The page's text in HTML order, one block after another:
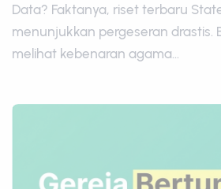
Data? Faktanya, riset terbaru
menunjukkan pergeseran drastis.
melihat kebenaran agama...